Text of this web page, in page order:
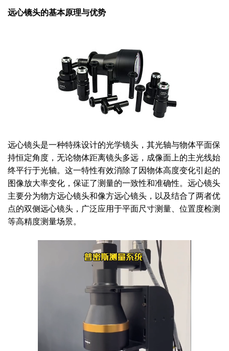
远心镜头的基本原理与优势
远心镜头是一种特殊设计的光学镜头，其光轴与物体平面保
持恒定角度，无论物体距离镜头多远，成像面上的主光线始
终平行于光轴。这一特性有效消除了因物体高度变化引起的
图像放大率变化，保证了测量的一致性和准确性。远心镜头
主要分为物方远心镜头和像方远心镜头，以及结合了两者优
点的双侧远心镜头，广泛应用于平面尺寸测量、位置度检测
等高精度测量场景。